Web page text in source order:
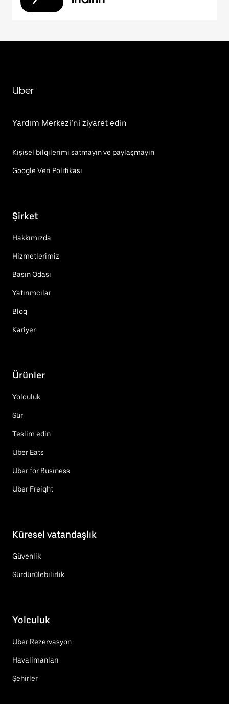
Uber
Yardım Merkezi’ni ziyaret edin
Kişisel bilgilerimi satmayın ve paylaşmayın
Google Veri Politikası
Şirket
Hakkımızda
Hizmetlerimiz
Basın Odası
Yatırımcılar
Blog
Kariyer
Ürünler
Yolculuk
Sür
Teslim edin
Uber Eats
Uber for Business
Uber Freight
Küresel vatandaşlık
Güvenlik
Sürdürülebilirlik
Yolculuk
Uber Rezervasyon
Havalimanları
Şehirler